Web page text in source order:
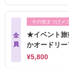
全
員
その他まつげメ
★イベント旅
かオードリ
¥5,800